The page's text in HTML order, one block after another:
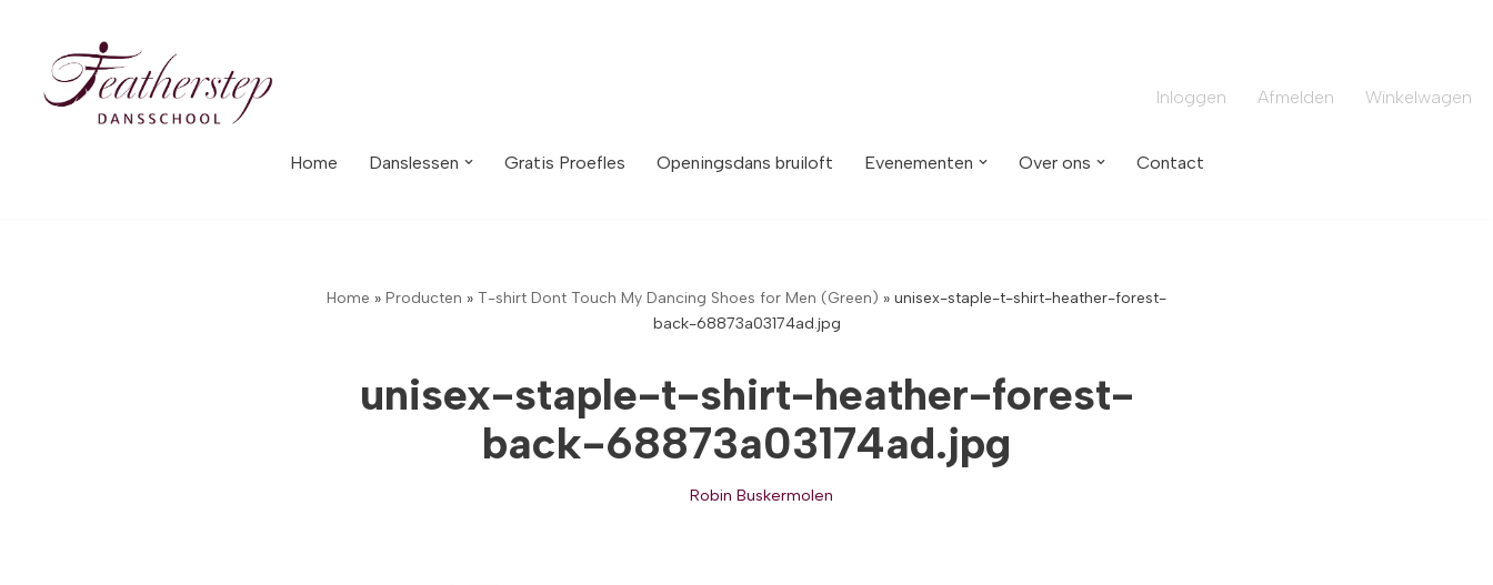
Meteen
naar
Inloggen Afmelden Winkelwagen
Home Danslessen Gratis Proefles Openingsdans bruiloft Evenementen Over ons Contact
Home » Producten » T-shirt Dont Touch My Dancing Shoes for Men (Green) » unisex-staple-t-shirt-heather-forest-
back-68873a03174ad.jpg
unisex-staple-t-shirt-heather-forest-
back-68873a03174ad.jpg
Robin Buskermolen